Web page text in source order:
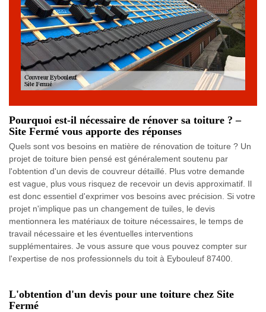
Pourquoi est-il nécessaire de rénover sa toiture ? –
Site Fermé vous apporte des réponses
Quels sont vos besoins en matière de rénovation de toiture ? Un
projet de toiture bien pensé est généralement soutenu par
l'obtention d'un devis de couvreur détaillé. Plus votre demande
est vague, plus vous risquez de recevoir un devis approximatif. Il
est donc essentiel d'exprimer vos besoins avec précision. Si votre
projet n'implique pas un changement de tuiles, le devis
mentionnera les matériaux de toiture nécessaires, le temps de
travail nécessaire et les éventuelles interventions
supplémentaires. Je vous assure que vous pouvez compter sur
l'expertise de nos professionnels du toit à Eybouleuf 87400.
L'obtention d'un devis pour une toiture chez Site
Fermé